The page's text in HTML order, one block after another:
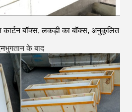
कार्टन बॉक्स, लकड़ी का बॉक्स, अनुकूलित
भुगतान के बाद